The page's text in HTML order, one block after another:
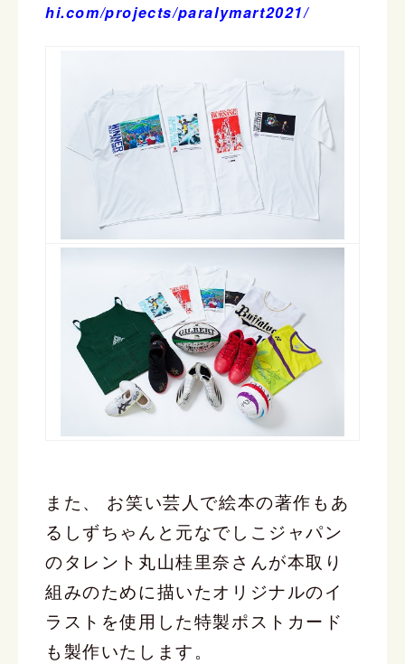
hi.com/projects/paralymart2021/
また、 お笑い芸人で絵本の著作もあ
るしずちゃんと元なでしこジャパン
のタレント丸山桂里奈さんが本取り
組みのために描いたオリジナルのイ
ラストを使用した特製ポストカード
も製作いたします。